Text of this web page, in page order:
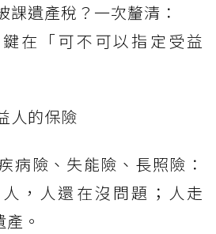
課遺產稅？一次釐清：
在「可不可以指定受益
人的保險
病險、失能險、長照險：
，人還在沒問題；人走
。